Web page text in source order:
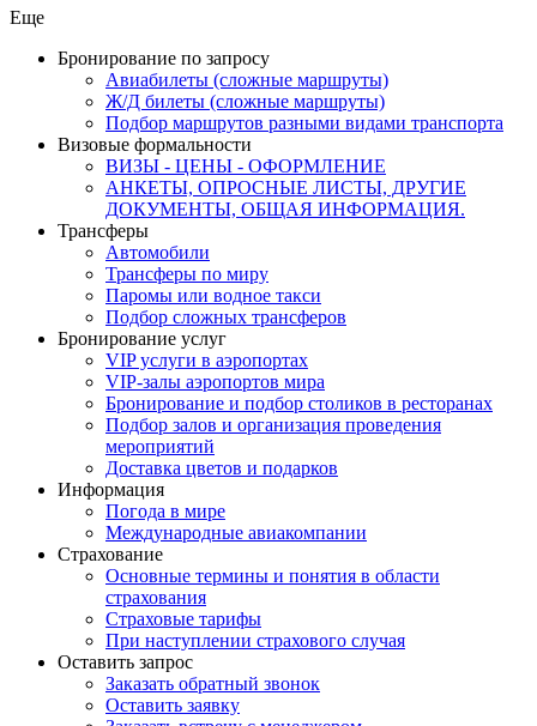
Еще
Бронирование по запросу
Авиабилеты (сложные маршруты)
Ж/Д билеты (сложные маршруты)
Подбор маршрутов разными видами транспорта
Визовые формальности
ВИЗЫ - ЦЕНЫ - ОФОРМЛЕНИЕ
АНКЕТЫ, ОПРОСНЫЕ ЛИСТЫ, ДРУГИЕ
ДОКУМЕНТЫ, ОБЩАЯ ИНФОРМАЦИЯ.
Трансферы
Автомобили
Трансферы по миру
Паромы или водное такси
Подбор сложных трансферов
Бронирование услуг
VIP услуги в аэропортах
VIP-залы аэропортов мира
Бронирование и подбор столиков в ресторанах
Подбор залов и организация проведения
мероприятий
Доставка цветов и подарков
Информация
Погода в мире
Международные авиакомпании
Страхование
Основные термины и понятия в области
страхования
Страховые тарифы
При наступлении страхового случая
Оставить запрос
Заказать обратный звонок
Оставить заявку